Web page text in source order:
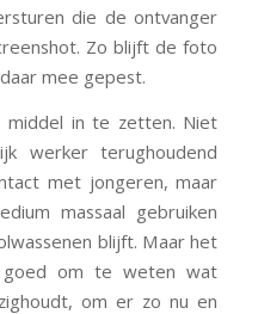
die de ontvanger
Zo blijft de foto
mee gepest.
in te zetten. Niet
werker terughoudend
met jongeren, maar
massaal gebruiken
blijft. Maar het
om te weten wat
om er zo nu en